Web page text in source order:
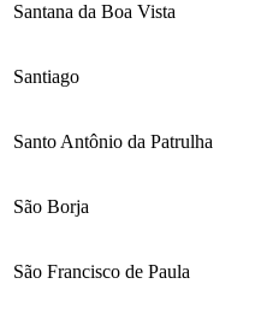
Santana da Boa Vista
Santiago
Santo Antônio da Patrulha
São Borja
São Francisco de Paula